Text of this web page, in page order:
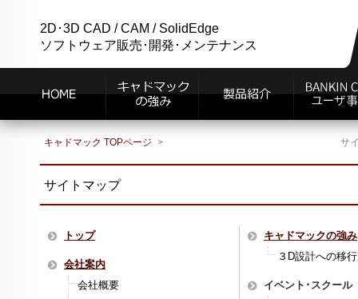
2D･3D CAD / CAM / SolidEdge
ソフトウェア販売･開発･メンテナンス
キャドマック TOPページ サ
サイトマップ
トップ
会社案内
会社概要
キャドマックの強み
３D設計への移
イベント･スクール